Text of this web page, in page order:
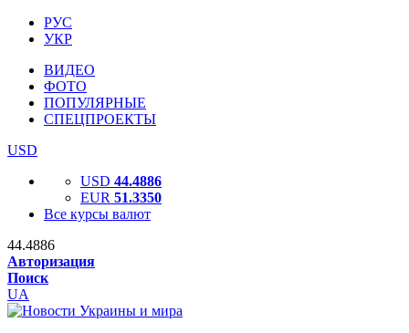
РУС
УКР
ВИДЕО
ФОТО
ПОПУЛЯРНЫЕ
СПЕЦПРОЕКТЫ
USD
USD 44.4886
EUR 51.3350
Все курсы валют
44.4886
Авторизация
Поиск
UA